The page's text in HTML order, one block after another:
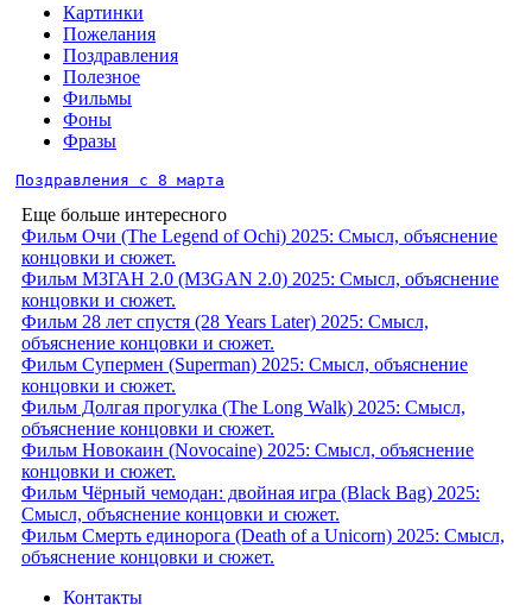
Картинки
Пожелания
Поздравления
Полезное
Фильмы
Фоны
Фразы
Поздравления с 8 марта
Еще больше интересного
Фильм Очи (The Legend of Ochi) 2025: Смысл, объяснение
концовки и сюжет.
Фильм М3ГАН 2.0 (M3GAN 2.0) 2025: Смысл, объяснение
концовки и сюжет.
Фильм 28 лет спустя (28 Years Later) 2025: Смысл,
объяснение концовки и сюжет.
Фильм Супермен (Superman) 2025: Смысл, объяснение
концовки и сюжет.
Фильм Долгая прогулка (The Long Walk) 2025: Смысл,
объяснение концовки и сюжет.
Фильм Новокаин (Novocaine) 2025: Смысл, объяснение
концовки и сюжет.
Фильм Чёрный чемодан: двойная игра (Black Bag) 2025:
Смысл, объяснение концовки и сюжет.
Фильм Смерть единорога (Death of a Unicorn) 2025: Смысл,
объяснение концовки и сюжет.
Контакты